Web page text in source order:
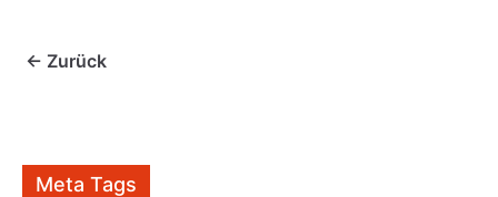
← Zurück
Meta Tags